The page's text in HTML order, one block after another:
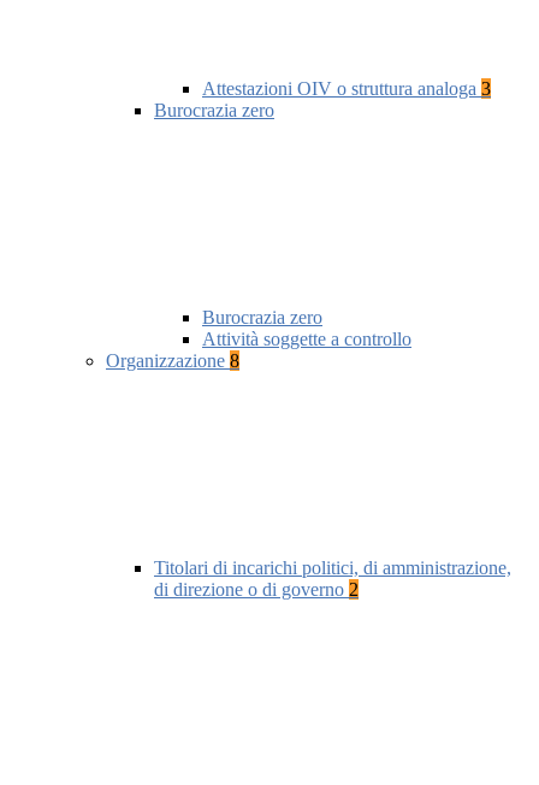
Attestazioni OIV o struttura analoga 3
Burocrazia zero
Burocrazia zero
Attività soggette a controllo
Organizzazione 8
Titolari di incarichi politici, di amministrazione,
di direzione o di governo 2